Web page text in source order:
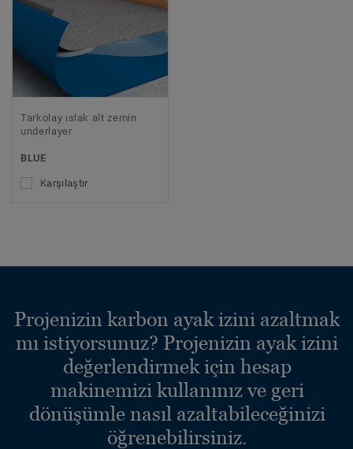
Tarkolay ıslak alt zemin
underlayer
BLUE
Karşılaştır
Projenizin karbon ayak izini azaltmak
mı istiyorsunuz? Projenizin ayak izini
değerlendirmek için hesap
makinemizi kullanınız ve geri
dönüşümle nasıl azaltabileceğinizi
öğrenebilirsiniz.